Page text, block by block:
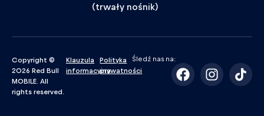
(trwały nośnik)
Copyright ©
2026 Red Bull
MOBILE. All
rights reserved.
Klauzula
informacyjna
Polityka
prywatności
Śledź nas na: